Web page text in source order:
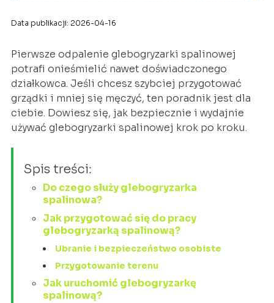
Data publikacji: 2026-04-16
Pierwsze odpalenie glebogryzarki spalinowej
potrafi onieśmielić nawet doświadczonego
działkowca. Jeśli chcesz szybciej przygotować
grządki i mniej się męczyć, ten poradnik jest dla
ciebie. Dowiesz się, jak bezpiecznie i wydajnie
używać glebogryzarki spalinowej krok po kroku.
Spis treści:
Do czego służy glebogryzarka
spalinowa?
Jak przygotować się do pracy
glebogryzarką spalinową?
Ubranie i bezpieczeństwo osobiste
Przygotowanie terenu
Jak uruchomić glebogryzarkę
spalinową?